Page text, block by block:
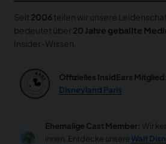
Seit 2006teilen wir unsere
bedeutet über 20 Jahre geballte
Insider-Wissen.
Offizielles InsidEars Mitglied:
Disneyland Paris
Ehemalige Cast Member: Wir
innen. Entdecke unsere Walt